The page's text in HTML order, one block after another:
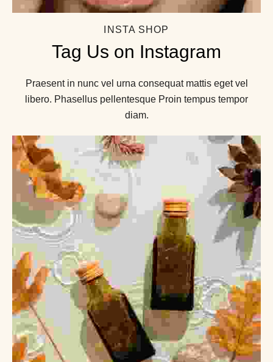
INSTA SHOP
Tag Us on Instagram
Praesent in nunc vel urna consequat mattis eget vel
libero. Phasellus pellentesque Proin tempus tempor
diam.